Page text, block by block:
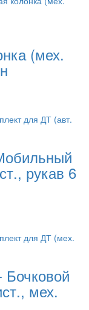
(мех.
рукав 6
Бочковой
мех.